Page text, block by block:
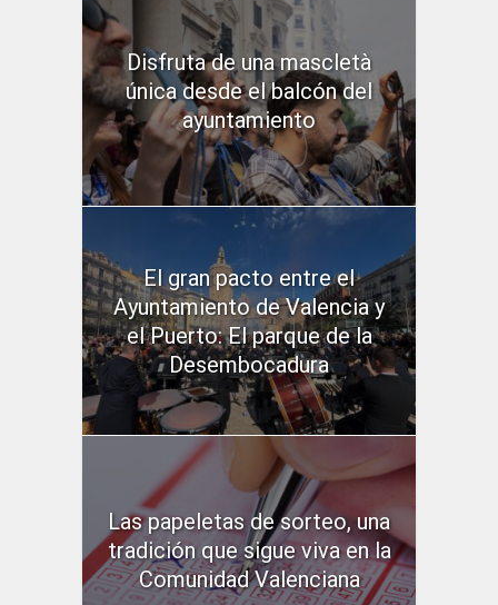
Disfruta de una mascletà
única desde el balcón del
ayuntamiento
El gran pacto entre el
Ayuntamiento de Valencia y
el Puerto: El parque de la
Desembocadura
Las papeletas de sorteo, una
tradición que sigue viva en la
Comunidad Valenciana